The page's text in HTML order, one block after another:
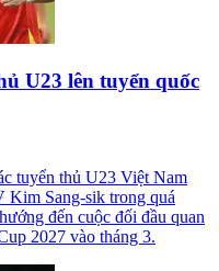
U23 lên tuyển quốc
tuyển thủ U23 Việt Nam
Kim Sang-sik trong quá
đến cuộc đối đầu quan
2027 vào tháng 3.